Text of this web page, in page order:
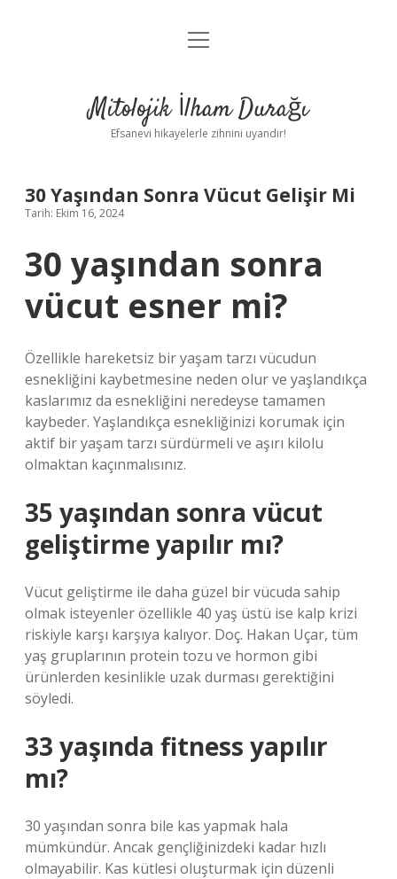
Anasayfa
Yasal Uyarı
menüyü
Mitolojik İlham Durağı
Efsanevi hikayelerle zihnini uyandır!
30 Yaşından Sonra Vücut Gelişir Mi
Tarih: Ekim 16, 2024
30 yaşından sonra
vücut esner mi?
Özellikle hareketsiz bir yaşam tarzı vücudun
esnekliğini kaybetmesine neden olur ve yaşlandıkça
kaslarımız da esnekliğini neredeyse tamamen
kaybeder. Yaşlandıkça esnekliğinizi korumak için
aktif bir yaşam tarzı sürdürmeli ve aşırı kilolu
olmaktan kaçınmalısınız.
35 yaşından sonra vücut
geliştirme yapılır mı?
Vücut geliştirme ile daha güzel bir vücuda sahip
olmak isteyenler özellikle 40 yaş üstü ise kalp krizi
riskiyle karşı karşıya kalıyor. Doç. Hakan Uçar, tüm
yaş gruplarının protein tozu ve hormon gibi
ürünlerden kesinlikle uzak durması gerektiğini
söyledi.
33 yaşında fitness yapılır
mı?
30 yaşından sonra bile kas yapmak hala
mümkündür. Ancak gençliğinizdeki kadar hızlı
olmayabilir. Kas kütlesi oluşturmak için düzenli